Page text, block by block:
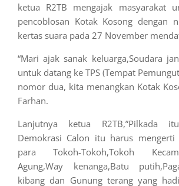
ketua R2TB mengajak masyarakat
pencoblosan Kotak Kosong
kertas suara pada 27 November
“Mari ajak sanak keluarga,Soudara
untuk datang ke TPS (Tempat
nomor dua, kita menangkan Kotak
Farhan.
Lanjutnya ketua R2TB,”Pilkada
Demokrasi Calon itu harus mengerti
para Tokoh-Tokoh,Tokoh
Agung,Way kenanga,Batu
kibang dan Gunung terang yang